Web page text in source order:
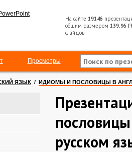
На сайте 19146
общим размером 139.96
слайдов
Просмотры
ЯЗЫК / ИДИОМЫ И ПОСЛОВИЦЫ В
русском